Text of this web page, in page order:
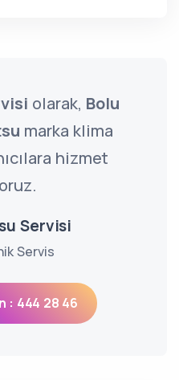
olarak, Bolu
marka klima
hizmet
Servisi
Servis
: 444 28 46